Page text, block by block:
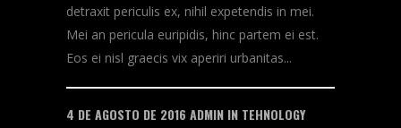
detraxit periculis ex, nihil expetendis in mei.
Mei an pericula euripidis, hinc partem ei est.
Eos ei nisl graecis vix aperiri urbanitas...
4 DE AGOSTO DE 2016 ADMIN IN TEHNOLOGY